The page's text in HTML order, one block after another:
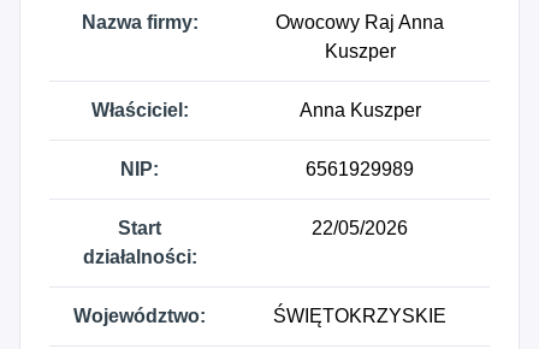
Nazwa firmy:
Owocowy Raj Anna
Kuszper
Właściciel: Anna Kuszper
NIP: 6561929989
Start
działalności:
22/05/2026
Województwo: ŚWIĘTOKRZYSKIE